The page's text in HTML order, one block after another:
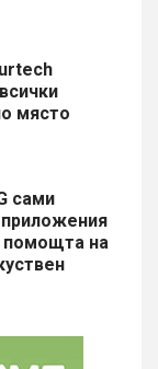
място
сами
помощта на